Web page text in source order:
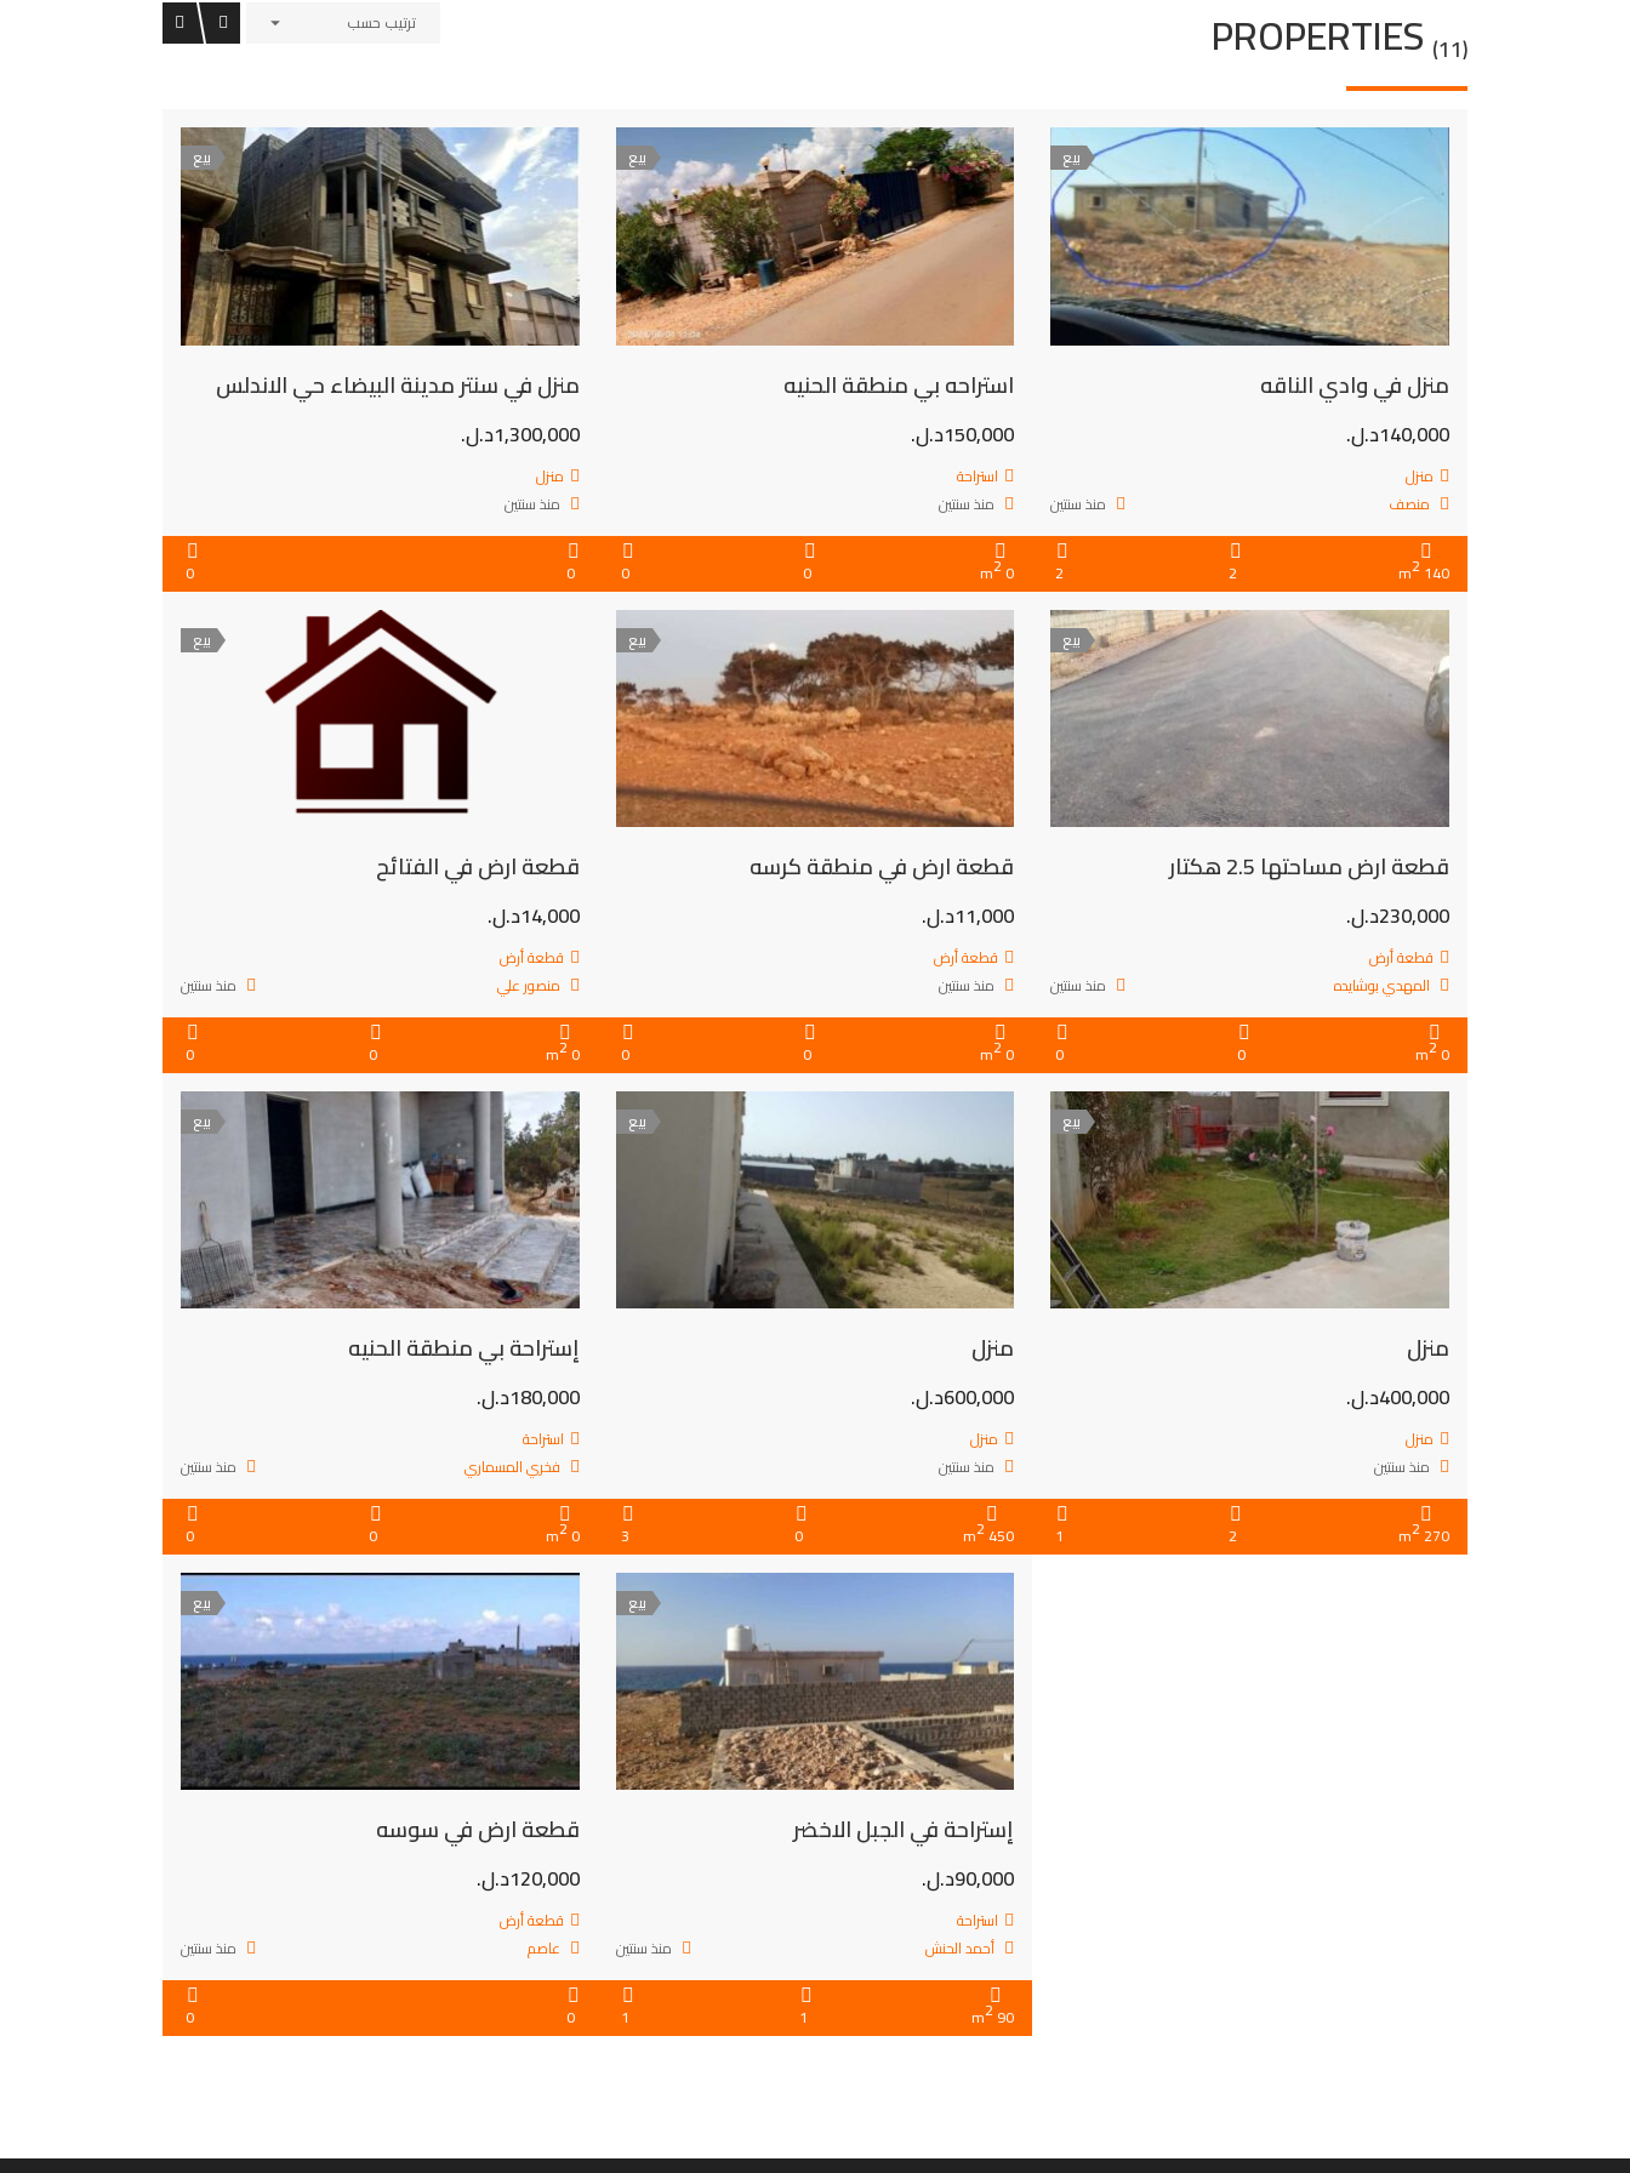
PROPERTIES (11)
ترتيب حسب
بيع
منزل في سنتر مدينة البيضاء حي الاندلس
1,300,000د.ل.
منزل
منذ سنتين
0
0
بيع
استراحه بي منطقة الحنيه
150,000د.ل.
استراحة
منذ سنتين
0 m
2
0
0
بيع
منزل في وادي الناقه
140,000د.ل.
منزل
منصف
منذ سنتين
140 m
2
2
2
بيع
قطعة ارض في الفتائح
14,000د.ل.
قطعة أرض
منصور علي
منذ سنتين
0 m
2
0
0
بيع
قطعة ارض في منطقة كرسه
11,000د.ل.
قطعة أرض
منذ سنتين
0 m
2
0
0
بيع
قطعة ارض مساحتها 2.5 هكتار
230,000د.ل.
قطعة أرض
المهدي بوشايده
منذ سنتين
0 m
2
0
0
بيع
إستراحة بي منطقة الحنيه
180,000د.ل.
استراحة
فخري المسماري
منذ سنتين
0 m
2
0
0
بيع
منزل
600,000د.ل.
منزل
منذ سنتين
450 m
2
0
3
بيع
منزل
400,000د.ل.
منزل
منذ سنتين
270 m
2
2
1
بيع
قطعة ارض في سوسه
120,000د.ل.
قطعة أرض
عاصم
منذ سنتين
0
0
بيع
إستراحة في الجبل الاخضر
90,000د.ل.
استراحة
أحمد الحنش
منذ سنتين
90 m
2
1
1